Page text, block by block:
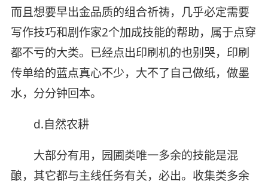
而且想要早出金品质的组合祈祷，几乎必定需要
写作技巧和剧作家2个加成技能的帮助，属于点穿
都不亏的大类。已经点出印刷机的也别哭，印刷
传单给的蓝点真心不少，大不了自己做纸，做墨
水，分分钟回本。
d.自然农耕
大部分有用，园圃类唯一多余的技能是混
酿，其它都与主线任务有关，必出。收集类多余